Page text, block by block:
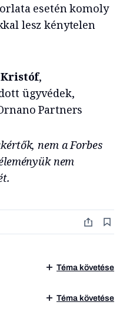
esetén komoly
lesz kénytelen
Kristóf,
ügyvédek,
Partners
nem a Forbes
nem
Téma követése
Téma követése